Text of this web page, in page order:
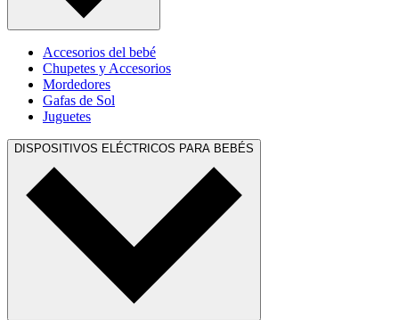
Accesorios del bebé
Chupetes y Accesorios
Mordedores
Gafas de Sol
Juguetes
DISPOSITIVOS ELÉCTRICOS PARA BEBÉS